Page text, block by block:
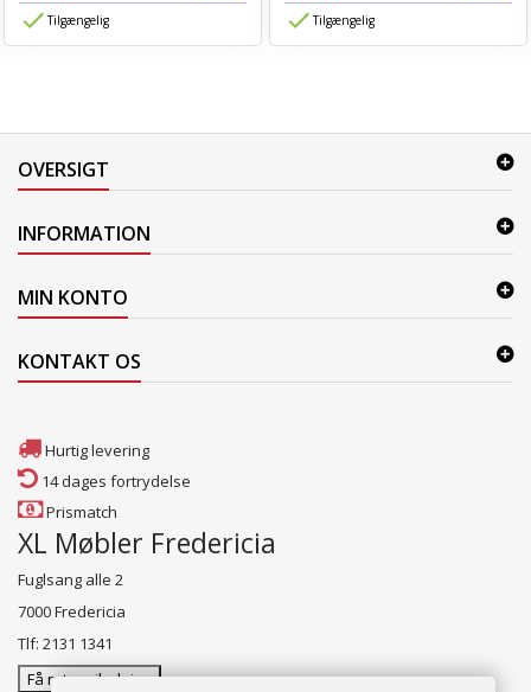
Tilgængelig Tilgængelig
OVERSIGT
INFORMATION
MIN KONTO
KONTAKT OS
Hurtig levering
14 dages fortrydelse
Prismatch
XL Møbler Fredericia
Fuglsang alle 2
7000 Fredericia
Tlf: 2131 1341
Få rutevejledning